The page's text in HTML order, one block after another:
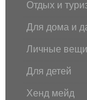
Отдых и
Для дома и
Личные вещи
Для детей
Хенд мейд